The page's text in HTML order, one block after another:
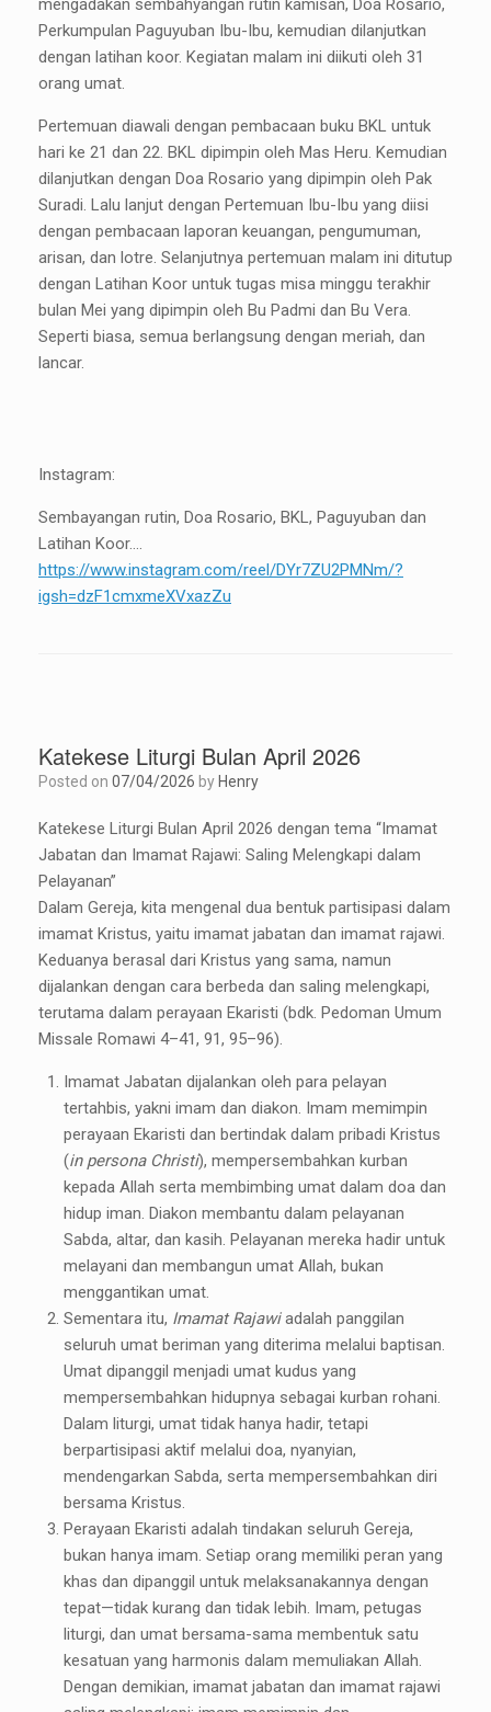
mengadakan sembahyangan rutin kamisan, Doa Rosario,
Perkumpulan Paguyuban Ibu-Ibu, kemudian dilanjutkan
dengan latihan koor. Kegiatan malam ini diikuti oleh 31
orang umat.
Pertemuan diawali dengan pembacaan buku BKL untuk
hari ke 21 dan 22. BKL dipimpin oleh Mas Heru. Kemudian
dilanjutkan dengan Doa Rosario yang dipimpin oleh Pak
Suradi. Lalu lanjut dengan Pertemuan Ibu-Ibu yang diisi
dengan pembacaan laporan keuangan, pengumuman,
arisan, dan lotre. Selanjutnya pertemuan malam ini ditutup
dengan Latihan Koor untuk tugas misa minggu terakhir
bulan Mei yang dipimpin oleh Bu Padmi dan Bu Vera.
Seperti biasa, semua berlangsung dengan meriah, dan
lancar.
Instagram:
Sembayangan rutin, Doa Rosario, BKL, Paguyuban dan
Latihan Koor….
https://www.instagram.com/reel/DYr7ZU2PMNm/?
igsh=dzF1cmxmeXVxazZu
Katekese Liturgi Bulan April 2026
Posted on 07/04/2026 by Henry
Katekese Liturgi Bulan April 2026 dengan tema “Imamat
Jabatan dan Imamat Rajawi: Saling Melengkapi dalam
Pelayanan”
Dalam Gereja, kita mengenal dua bentuk partisipasi dalam
imamat Kristus, yaitu imamat jabatan dan imamat rajawi.
Keduanya berasal dari Kristus yang sama, namun
dijalankan dengan cara berbeda dan saling melengkapi,
terutama dalam perayaan Ekaristi (bdk. Pedoman Umum
Missale Romawi 4–41, 91, 95–96).
Imamat Jabatan dijalankan oleh para pelayan
tertahbis, yakni imam dan diakon. Imam memimpin
perayaan Ekaristi dan bertindak dalam pribadi Kristus
(in persona Christi), mempersembahkan kurban
kepada Allah serta membimbing umat dalam doa dan
hidup iman. Diakon membantu dalam pelayanan
Sabda, altar, dan kasih. Pelayanan mereka hadir untuk
melayani dan membangun umat Allah, bukan
menggantikan umat.
Sementara itu, Imamat Rajawiadalah panggilan
seluruh umat beriman yang diterima melalui baptisan.
Umat dipanggil menjadi umat kudus yang
mempersembahkan hidupnya sebagai kurban rohani.
Dalam liturgi, umat tidak hanya hadir, tetapi
berpartisipasi aktif melalui doa, nyanyian,
mendengarkan Sabda, serta mempersembahkan diri
bersama Kristus.
Perayaan Ekaristi adalah tindakan seluruh Gereja,
bukan hanya imam. Setiap orang memiliki peran yang
khas dan dipanggil untuk melaksanakannya dengan
tepat—tidak kurang dan tidak lebih. Imam, petugas
liturgi, dan umat bersama-sama membentuk satu
kesatuan yang harmonis dalam memuliakan Allah.
Dengan demikian, imamat jabatan dan imamat rajawi